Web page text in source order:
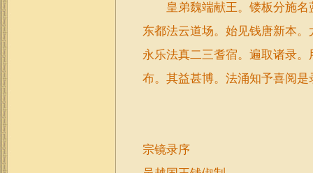
皇弟魏端献王。镂板分施名
东都法云道场。始见钱唐新本
永乐法真二三耆宿。遍取诸录
布。其益甚博。法涌知予喜阅
宗镜录序